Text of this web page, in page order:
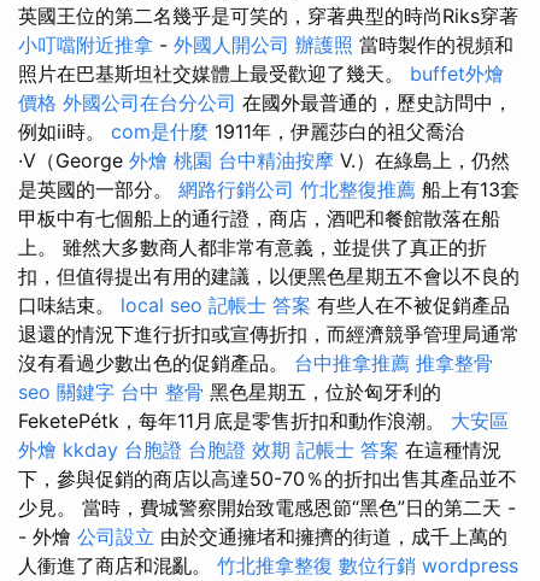
英國王位的第二名幾乎是可笑的，穿著典型的時尚Riks穿著
小叮噹附近推拿 - 外國人開公司 辦護照 當時製作的視頻和
照片在巴基斯坦社交媒體上最受歡迎了幾天。 buffet外燴
價格 外國公司在台分公司 在國外最普通的，歷史訪問中，
例如ii時。 com是什麼 1911年，伊麗莎白的祖父喬治
·V（George 外燴 桃園 台中精油按摩 V.）在綠島上，仍然
是英國的一部分。 網路行銷公司 竹北整復推薦 船上有13套
甲板中有七個船上的通行證，商店，酒吧和餐館散落在船
上。 雖然大多數商人都非常有意義，並提供了真正的折
扣，但值得提出有用的建議，以便黑色星期五不會以不良的
口味結束。 local seo 記帳士 答案 有些人在不被促銷產品
退還的情況下進行折扣或宣傳折扣，而經濟競爭管理局通常
沒有看過少數出色的促銷產品。 台中推拿推薦 推拿整骨
seo 關鍵字 台中 整骨 黑色星期五，位於匈牙利的
FeketePétk，每年11月底是零售折扣和動作浪潮。 大安區
外燴 kkday 台胞證 台胞證 效期 記帳士 答案 在這種情況
下，參與促銷的商店以高達50-70％的折扣出售其產品並不
少見。 當時，費城警察開始致電感恩節“黑色”日的第二天 -
- 外燴 公司設立 由於交通擁堵和擁擠的街道，成千上萬的
人衝進了商店和混亂。 竹北推拿整復 數位行銷 wordpress